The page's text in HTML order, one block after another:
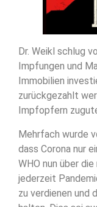
Dr. Weikl schlug
Impfungen und
Immobilien
zurückgezahlt
Impfopfern
Mehrfach wurde
dass Corona nur
WHO nun über
jederzeit
zu verdienen und